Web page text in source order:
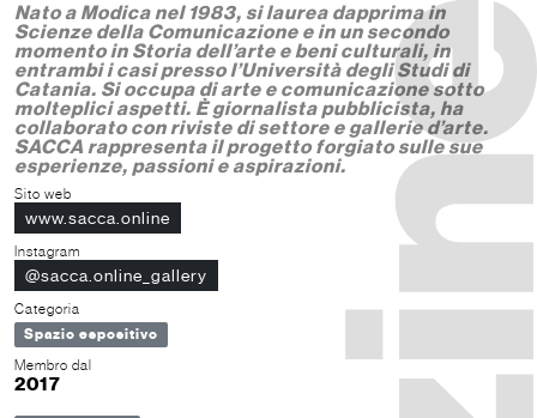
Nato a Modica nel 1983, si laurea dapprima in
Scienze della Comunicazione e in un secondo
momento in Storia dell’arte e beni culturali, in
entrambi i casi presso l’Università degli Studi di
Catania. Si occupa di arte e comunicazione sotto
molteplici aspetti. È giornalista pubblicista, ha
collaborato con riviste di settore e gallerie d’arte.
SACCA rappresenta il progetto forgiato sulle sue
esperienze, passioni e aspirazioni.
Sito web
www.sacca.online
Instagram
@sacca.online_gallery
Categoria
Spazio espositivo
Membro dal
2017